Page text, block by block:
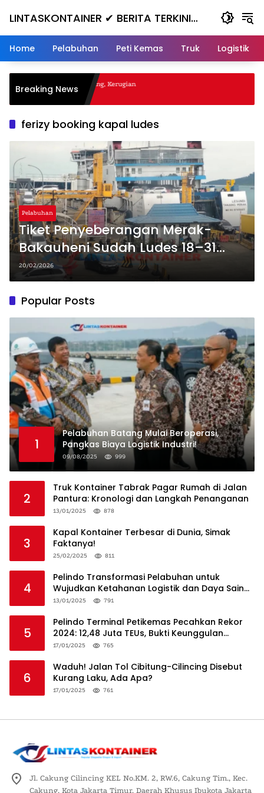
LINTASKONTAINER ✔ BERITA TERKINI
KONTAINER TERBARU HARI INI
Home Pelabuhan Peti Kemas Truk Logistik
Breaking News
Nanjak, Masuk ke Jurang, Kerugian
ferizy booking kapal ludes
Pelabuhan
Tiket Penyeberangan Merak-
Bakauheni Sudah Ludes 18–31
Maret 2026
20/02/2026
Popular Posts
1
Pelabuhan Batang Mulai Beroperasi,
Pangkas Biaya Logistik Industri!
09/08/2025 999
2
Truk Kontainer Tabrak Pagar Rumah di Jalan
Pantura: Kronologi dan Langkah Penanganan
13/01/2025 878
3
Kapal Kontainer Terbesar di Dunia, Simak
Faktanya!
25/02/2025 811
4
Pelindo Transformasi Pelabuhan untuk
Wujudkan Ketahanan Logistik dan Daya Saing
Global
13/01/2025 791
5
Pelindo Terminal Petikemas Pecahkan Rekor
2024: 12,48 Juta TEUs, Bukti Keunggulan
Logistik Nasional
17/01/2025 765
6
Waduh! Jalan Tol Cibitung-Cilincing Disebut
Kurang Laku, Ada Apa?
17/01/2025 761
Jl. Cakung Cilincing KEL No.KM. 2, RW.6, Cakung Tim., Kec.
Cakung, Kota Jakarta Timur, Daerah Khusus Ibukota Jakarta